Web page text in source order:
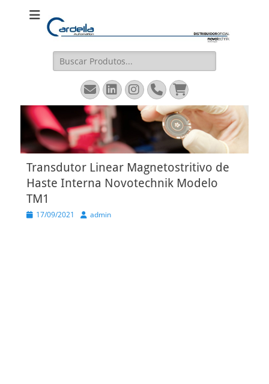
Automation
Distribuidor Oficial Novotechnik
Pesquisar
por:
EmailLinkedIn
Instagram
FoneCarrinho
Transdutor Linear Magnetostritivo de
Haste Interna Novotechnik Modelo
TM1
Posted17/09/2021 Autoradmin